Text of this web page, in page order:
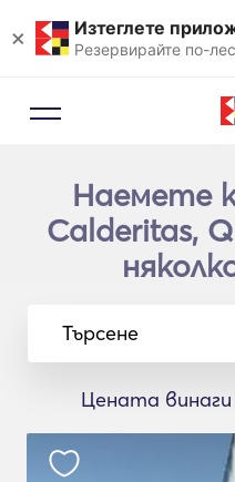
× Изтеглете
Резервирайте по-
Наемете
Calderitas,
Търсене
Цената